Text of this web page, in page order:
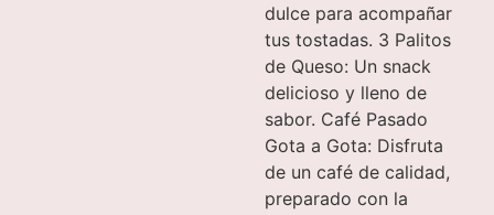
dulce para acompañar
tus tostadas. 3 Palitos
de Queso: Un snack
delicioso y lleno de
sabor. Café Pasado
Gota a Gota: Disfruta
de un café de calidad,
preparado con la